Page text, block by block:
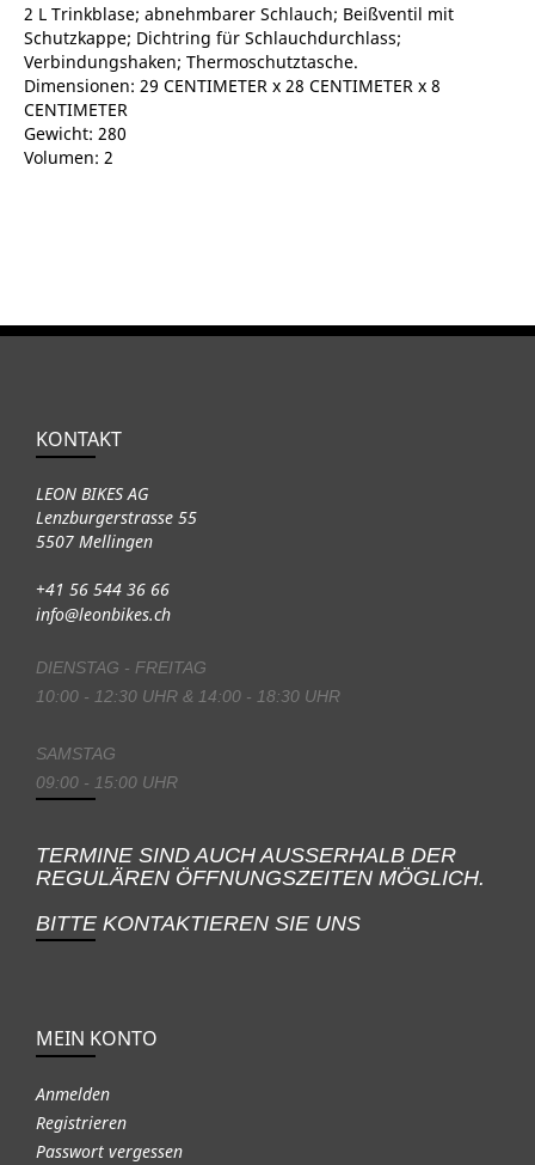
2 L Trinkblase; abnehmbarer Schlauch; Beißventil mit
Schutzkappe; Dichtring für Schlauchdurchlass;
Verbindungshaken; Thermoschutztasche.
Dimensionen: 29 CENTIMETER x 28 CENTIMETER x 8
CENTIMETER
Gewicht: 280
Volumen: 2
KONTAKT
LEON BIKES AG
Lenzburgerstrasse 55
5507 Mellingen
+41 56 544 36 66
info@leonbikes.ch
DIENSTAG - FREITAG
10:00 - 12:30 UHR & 14:00 - 18:30 UHR
SAMSTAG
09:00 - 15:00 UHR
TERMINE SIND AUCH AUSSERHALB DER
REGULÄREN ÖFFNUNGSZEITEN MÖGLICH.
BITTE KONTAKTIEREN SIE UNS
MEIN KONTO
Anmelden
Registrieren
Passwort vergessen